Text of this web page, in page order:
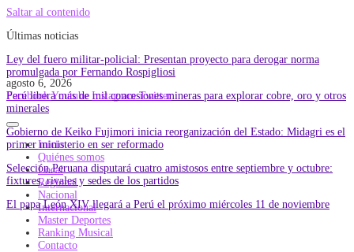
Saltar al contenido
Últimas noticias
Ley del fuero militar-policial: Presentan proyecto para derogar norma
promulgada por Fernando Rospigliosi
Perú libera más de mil concesiones mineras para explorar cobre, oro y otros
minerales
Gobierno de Keiko Fujimori inicia reorganización del Estado: Midagri es el
primer ministerio en ser reformado
Selección Peruana disputará cuatro amistosos entre septiembre y octubre:
fixtures, rivales y sedes de los partidos
El papa León XIV llegará a Perú el próximo miércoles 11 de noviembre
agosto 6, 2026
Facebook Youtube Instagram Twitter
Inicio
Quiénes somos
Local
Regional
Nacional
Internacional
Master Deportes
Ranking Musical
Contacto